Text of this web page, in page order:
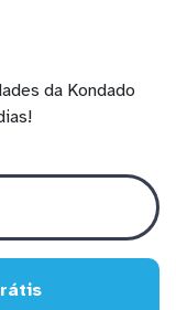
da Kondado